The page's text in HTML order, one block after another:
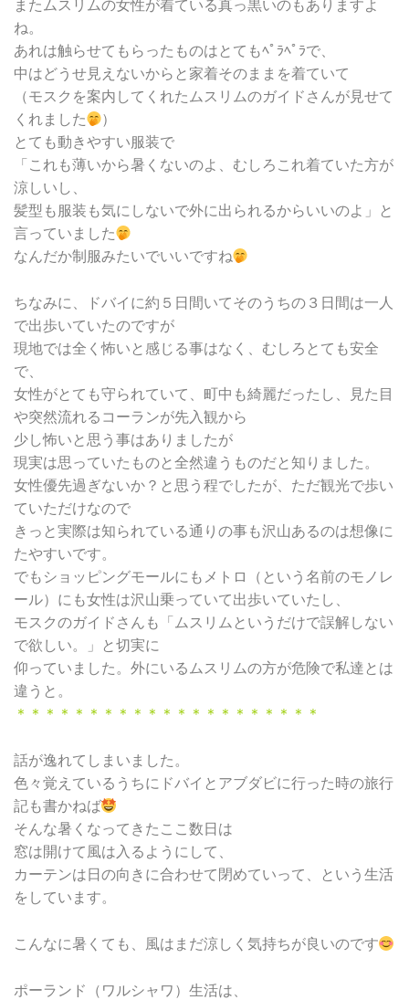
またムスリムの女性が着ている真っ黒いのもありますよ
ね。
あれは触らせてもらったものはとてもﾍﾟﾗﾍﾟﾗで、
中はどうせ見えないからと家着そのままを着ていて
（モスクを案内してくれたムスリムのガイドさんが見せて
くれました
）
とても動きやすい服装で
「これも薄いから暑くないのよ、むしろこれ着ていた方が
涼しいし、
髪型も服装も気にしないで外に出られるからいいのよ」と
言っていました
なんだか制服みたいでいいですね
ちなみに、ドバイに約５日間いてそのうちの３日間は一人
で出歩いていたのですが
現地では全く怖いと感じる事はなく、むしろとても安全
で、
女性がとても守られていて、町中も綺麗だったし、見た目
や突然流れるコーランが先入観から
少し怖いと思う事はありましたが
現実は思っていたものと全然違うものだと知りました。
女性優先過ぎないか？と思う程でしたが、ただ観光で歩い
ていただけなので
きっと実際は知られている通りの事も沢山あるのは想像に
たやすいです。
でもショッピングモールにもメトロ（という名前のモノレ
ール）にも女性は沢山乗っていて出歩いていたし、
モスクのガイドさんも「ムスリムというだけで誤解しない
で欲しい。」と切実に
仰っていました。外にいるムスリムの方が危険で私達とは
違うと。
＊＊＊＊＊＊＊＊＊＊＊＊＊＊＊＊＊＊＊＊＊
話が逸れてしまいました。
色々覚えているうちにドバイとアブダビに行った時の旅行
記も書かねば
そんな暑くなってきたここ数日は
窓は開けて風は入るようにして、
カーテンは日の向きに合わせて閉めていって、という生活
をしています。
こんなに暑くても、風はまだ涼しく気持ちが良いのです
ポーランド（ワルシャワ）生活は、